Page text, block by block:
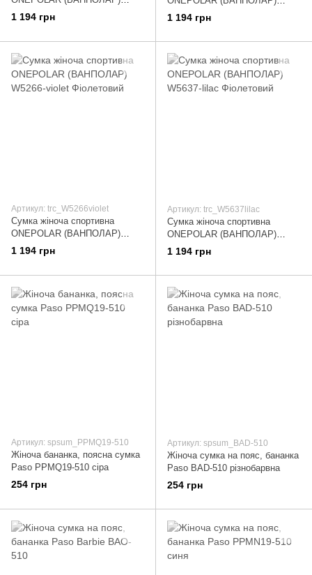
W5637-rose Рожевий
1 194 грн
W5637-blue Блакитний
1 194 грн
Артикул: trc_W5266violet
Сумка жіноча спортивна
ONEPOLAR (ВАНПОЛАР)
W5266-violet Фіолетовий
1 194 грн
Артикул: trc_W5637lilac
Сумка жіноча спортивна
ONEPOLAR (ВАНПОЛАР)
W5637-lilac Фіолетовий
1 194 грн
Артикул: spsum_PPMQ19-510
Жіноча бананка, поясна сумка
Paso PPMQ19-510 сіра
254 грн
Артикул: spsum_BAD-510
Жіноча сумка на пояс, бананка
Paso BAD-510 різнобарвна
254 грн